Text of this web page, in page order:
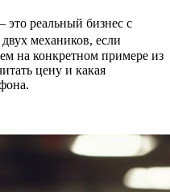
это реальный бизнес с
механиков, если
на конкретном примере из
цену и какая